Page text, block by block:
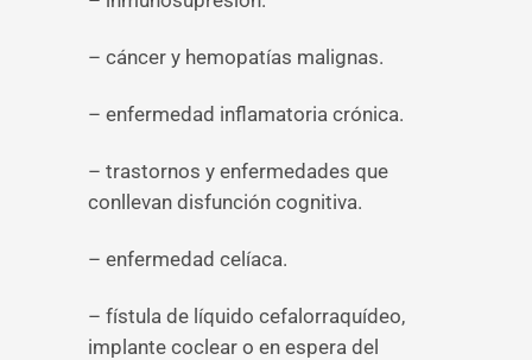
– cáncer y hemopatías malignas.
– enfermedad inflamatoria crónica.
– trastornos y enfermedades que
conllevan disfunción cognitiva.
– enfermedad celíaca.
– fístula de líquido cefalorraquídeo,
implante coclear o en espera del